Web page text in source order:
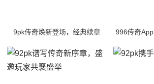
9pk传奇焕新登场，经典续章